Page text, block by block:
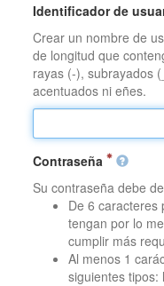
Identificador de
Crear un nombre de
de longitud que
rayas (-), subrayados
acentuados ni eñes.
Contraseña
Su contraseña debe
De 6 caracteres
tengan por lo
cumplir más
Al menos 1
siguientes tipos: